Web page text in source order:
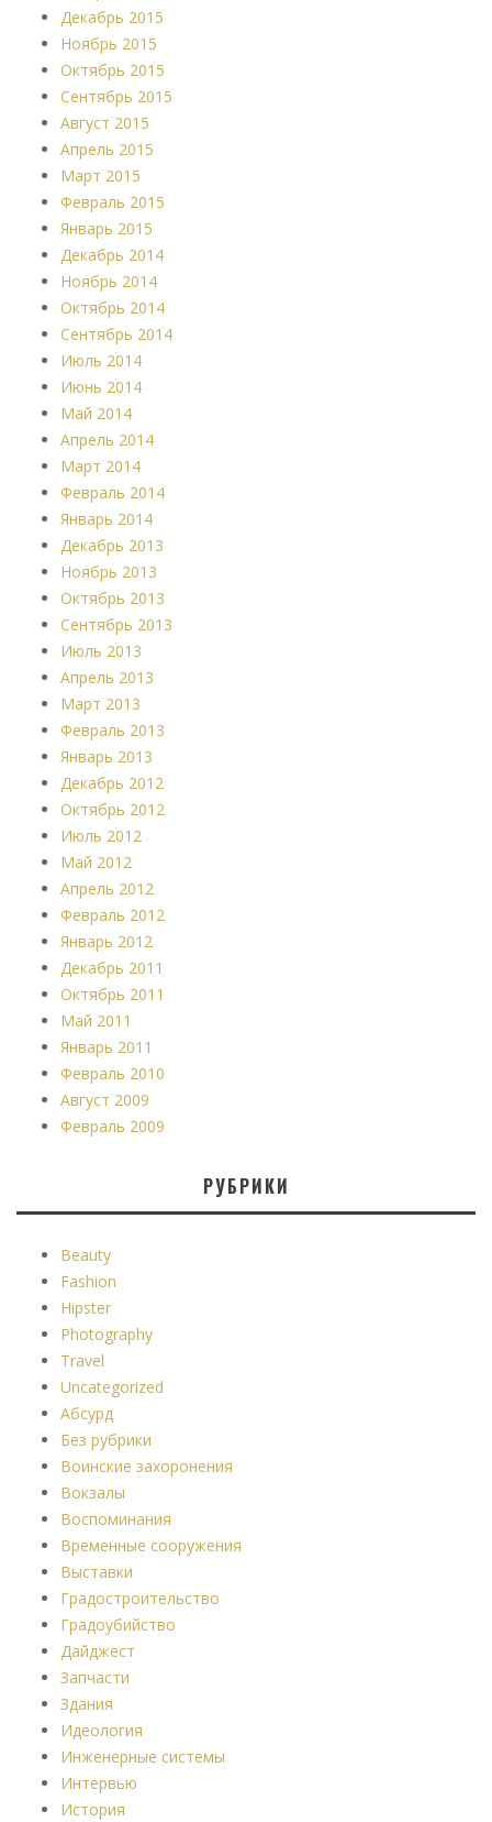
Декабрь 2015
Ноябрь 2015
Октябрь 2015
Сентябрь 2015
Август 2015
Апрель 2015
Март 2015
Февраль 2015
Январь 2015
Декабрь 2014
Ноябрь 2014
Октябрь 2014
Сентябрь 2014
Июль 2014
Июнь 2014
Май 2014
Апрель 2014
Март 2014
Февраль 2014
Январь 2014
Декабрь 2013
Ноябрь 2013
Октябрь 2013
Сентябрь 2013
Июль 2013
Апрель 2013
Март 2013
Февраль 2013
Январь 2013
Декабрь 2012
Октябрь 2012
Июль 2012
Май 2012
Апрель 2012
Февраль 2012
Январь 2012
Декабрь 2011
Октябрь 2011
Май 2011
Январь 2011
Февраль 2010
Август 2009
Февраль 2009
РУБРИКИ
Beauty
Fashion
Hipster
Photography
Travel
Uncategorized
Абсурд
Без рубрики
Воинские захоронения
Вокзалы
Воспоминания
Временные сооружения
Выставки
Градостроительство
Градоубийство
Дайджест
Запчасти
Здания
Идеология
Инженерные системы
Интервью
История